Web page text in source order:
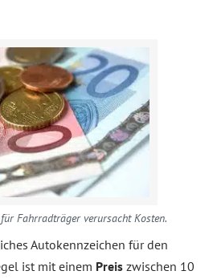
Fahrradträger verursacht Kosten.
Autokennzeichen für den
ist mit einem Preis zwischen 10